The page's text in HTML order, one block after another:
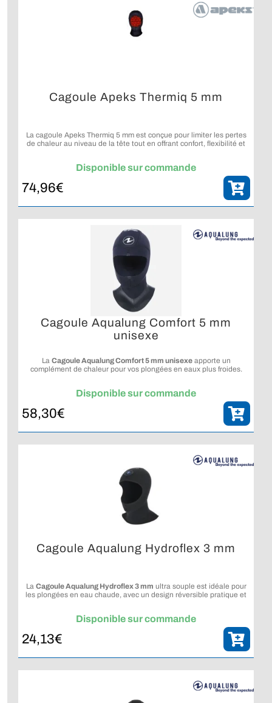
Cagoule Apeks Thermiq 5 mm
La cagoule Apeks Thermiq 5 mm est conçue pour limiter les pertes
de chaleur au niveau de la tête tout en offrant confort, flexibilité et
Disponible sur commande
74,96€
Cagoule Aqualung Comfort 5 mm
unisexe
La Cagoule Aqualung Comfort 5 mm unisexeapporte un
complément de chaleur pour vos plongées en eaux plus froides.
Disponible sur commande
58,30€
Cagoule Aqualung Hydroflex 3 mm
La Cagoule Aqualung Hydroflex 3 mm ultra souple est idéale pour
les plongées en eau chaude, avec un design réversible pratique et
Disponible sur commande
24,13€